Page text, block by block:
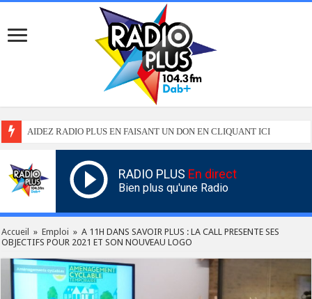
AIDEZ RADIO PLUS EN FAISANT UN DON EN CLIQUANT ICI
RADIO PLUS En direct
Bien plus qu'une Radio
Accueil » Emploi » A 11H DANS SAVOIR PLUS : LA CALL PRESENTE SES
OBJECTIFS POUR 2021 ET SON NOUVEAU LOGO